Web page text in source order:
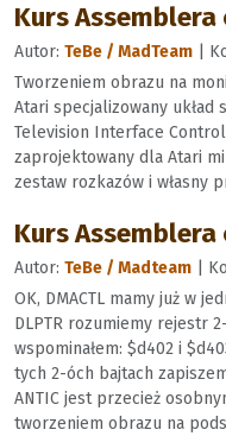
Kurs Assemblera
Autor: TeBe / MadTeam |
Tworzeniem obrazu na
Atari specjalizowany układ
Television Interface
zaprojektowany dla Atari
zestaw rozkazów i własny
Kurs Assemblera
Autor: TeBe / Madteam |
OK, DMACTL mamy już w
DLPTR rozumiemy rejestr
wspominałem: $d402 i
tych 2-óch bajtach
ANTIC jest przecież
tworzeniem obrazu na